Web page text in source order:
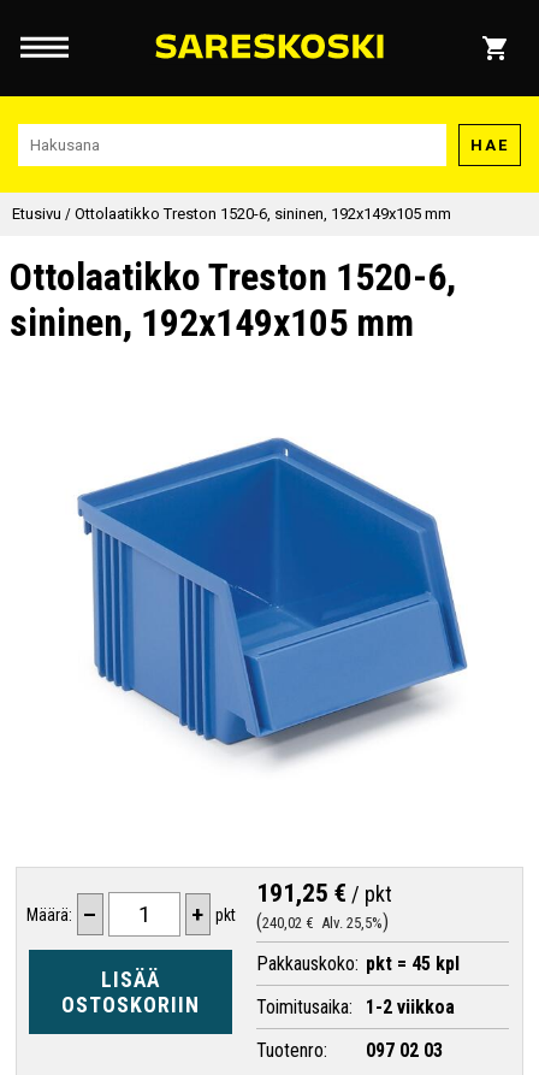
HAE
Etusivu / Ottolaatikko Treston 1520-6, sininen, 192x149x105 mm
Ottolaatikko Treston 1520-6,
sininen, 192x149x105 mm
Määrä: – + pkt
LISÄÄ
OSTOSKORIIN
191,25 € / pkt
240,02 € Alv. 25,5%
Pakkauskoko: pkt = 45 kpl
Toimitusaika:
1-2 viikkoa
Tuotenro:
097 02 03